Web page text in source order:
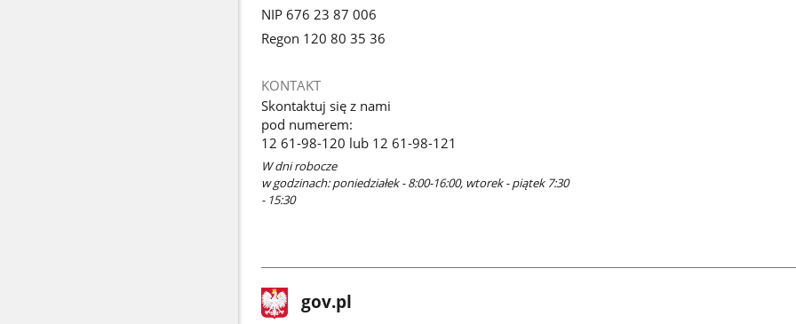
NIP 676 23 87 006
Regon 120 80 35 36
KONTAKT
Skontaktuj się z nami
pod numerem:
12 61-98-120 lub 12 61-98-121
W dni robocze
w godzinach: poniedziałek - 8:00-16:00, wtorek - piątek 7:30
- 15:30
stopka
gov.pl Strona
gov.pl